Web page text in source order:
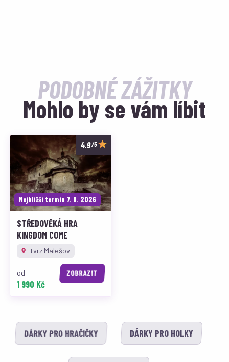
PODOBNÉ ZÁŽITKY
Mohlo by se vám líbit
/5
Nejbližší termín 7. 8. 2026
STŘEDOVĚKÁ HRA
KINGDOM COME
tvrz Malešov
od
1 990 Kč
ZOBRAZIT
DÁRKY PRO HRAČIČKY DÁRKY PRO HOLKY